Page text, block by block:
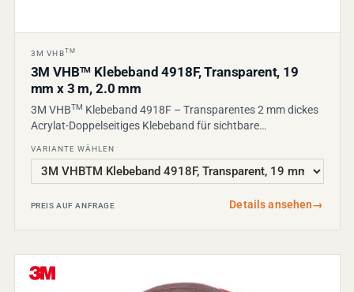
3M VHBTM
3M VHBTM Klebeband 4918F, Transparent, 19
mm x 3 m, 2.0 mm
3M VHBTM Klebeband 4918F – Transparentes 2 mm dickes
Acrylat-Doppelseitiges Klebeband für sichtbare…
VARIANTE WÄHLEN
PREIS AUF ANFRAGE Details ansehen→